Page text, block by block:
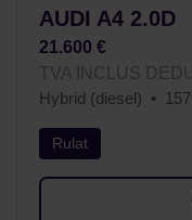
AUDI A4 2.0D
21.600 €
TVA INCLUS
Hybrid (diesel)
Rulat